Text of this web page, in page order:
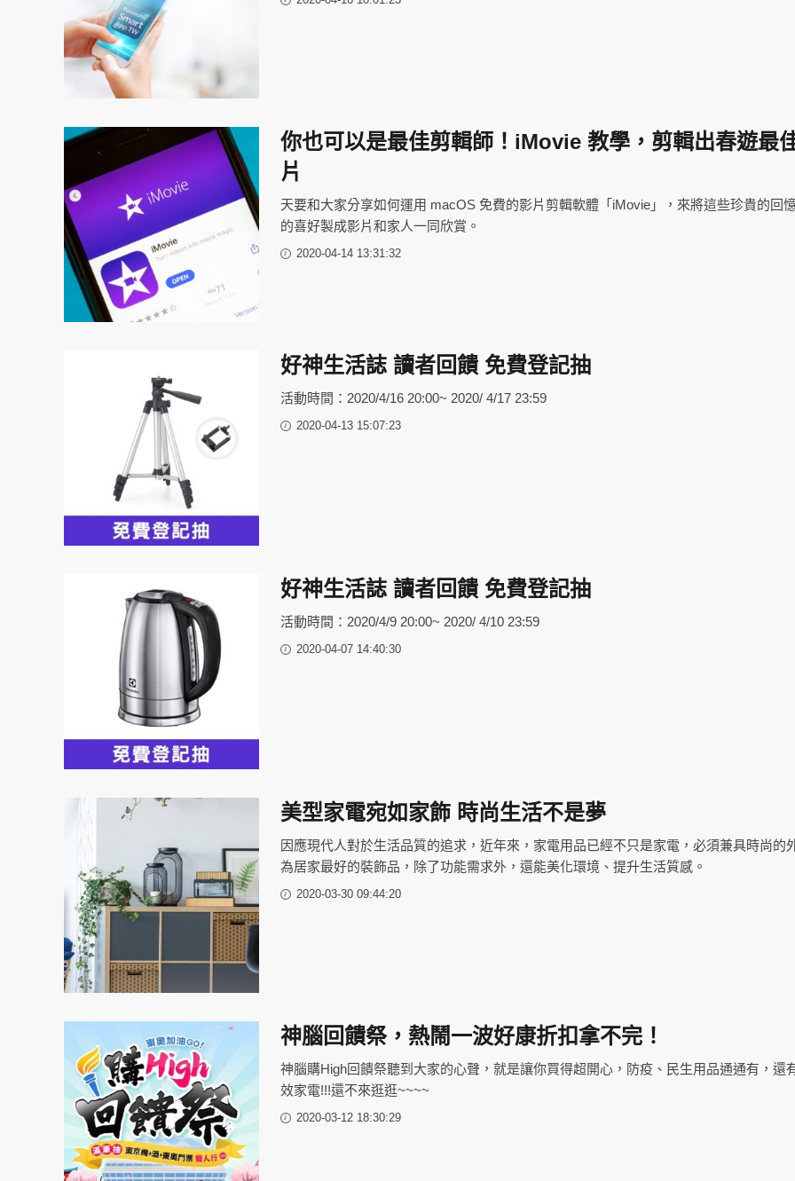
你也可以是最佳剪輯師！iMovie 教學，剪輯出春遊最
片
天要和大家分享如何運用 macOS 免費的影片剪輯軟體「iMovie」，來將這些珍貴的回
的喜好製成影片和家人一同欣賞。
2020-04-14 13:31:32
好神生活誌 讀者回饋 免費登記抽
活動時間：2020/4/16 20:00~ 2020/ 4/17 23:59
2020-04-13 15:07:23
好神生活誌 讀者回饋 免費登記抽
活動時間：2020/4/9 20:00~ 2020/ 4/10 23:59
2020-04-07 14:40:30
美型家電宛如家飾 時尚生活不是夢
因應現代人對於生活品質的追求，近年來，家電用品已經不只是家電，必須兼具時尚的
為居家最好的裝飾品，除了功能需求外，還能美化環境、提升生活質感。
2020-03-30 09:44:20
神腦回饋祭，熱鬧一波好康折扣拿不完！
神腦購High回饋祭聽到大家的心聲，就是讓你買得超開心，防疫、民生用品通通有，還
效家電!!!還不來逛逛~~~~
2020-03-12 18:30:29